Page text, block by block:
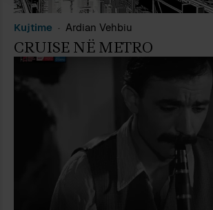
Kujtime Ardian Vehbiu
CRUISE NË METRO